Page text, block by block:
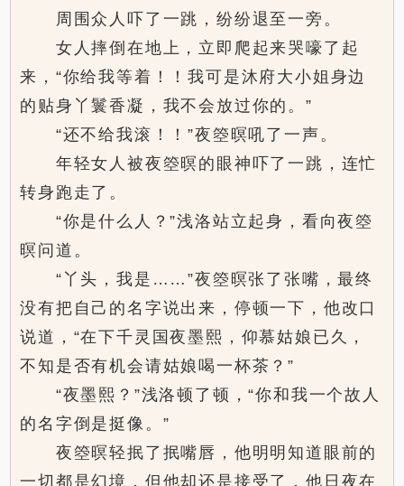
周围众人吓了一跳，纷纷退至一旁。
女人摔倒在地上，立即爬起来哭嚎了起
来，“你给我等着！！我可是沐府大小姐身边
的贴身丫鬟香凝，我不会放过你的。”
“还不给我滚！！”夜箜暝吼了一声。
年轻女人被夜箜暝的眼神吓了一跳，连忙
转身跑走了。
“你是什么人？”浅洛站立起身，看向夜箜
暝问道。
“丫头，我是……”夜箜暝张了张嘴，最终
没有把自己的名字说出来，停顿一下，他改口
说道，“在下千灵国夜墨熙，仰慕姑娘已久，
不知是否有机会请姑娘喝一杯茶？”
“夜墨熙？”浅洛顿了顿，“你和我一个故人
的名字倒是挺像。”
夜箜暝轻抿了抿嘴唇，他明明知道眼前的
一切都是幻境，但他却还是接受了，他日夜在